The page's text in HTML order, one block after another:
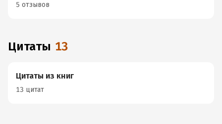
5 отзывов
Цитаты 13
Цитаты из книг
13 цитат